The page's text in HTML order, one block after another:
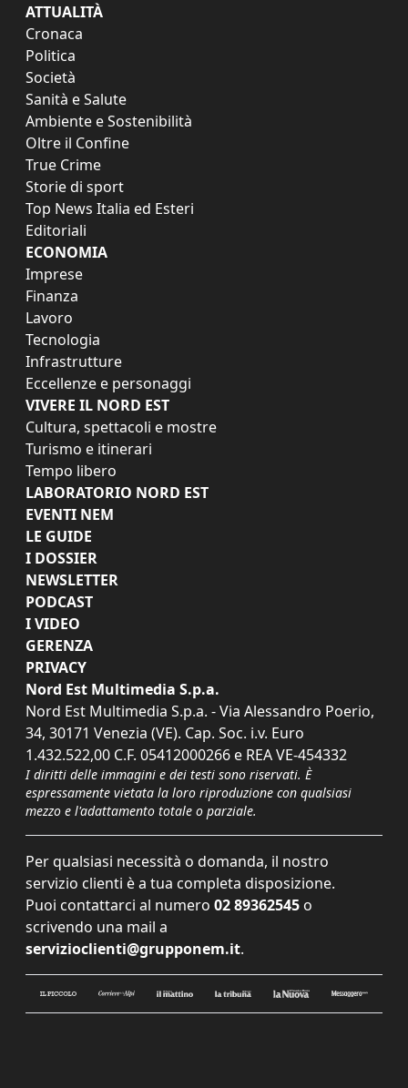
ATTUALITÀ
Cronaca
Politica
Società
Sanità e Salute
Ambiente e Sostenibilità
Oltre il Confine
True Crime
Storie di sport
Top News Italia ed Esteri
Editoriali
ECONOMIA
Imprese
Finanza
Lavoro
Tecnologia
Infrastrutture
Eccellenze e personaggi
VIVERE IL NORD EST
Cultura, spettacoli e mostre
Turismo e itinerari
Tempo libero
LABORATORIO NORD EST
EVENTI NEM
LE GUIDE
I DOSSIER
NEWSLETTER
PODCAST
I VIDEO
GERENZA
PRIVACY
Nord Est Multimedia S.p.a.
Nord Est Multimedia S.p.a. - Via Alessandro Poerio,
34, 30171 Venezia (VE). Cap. Soc. i.v. Euro
1.432.522,00 C.F. 05412000266 e REA VE-454332
I diritti delle immagini e dei testi sono riservati. È
espressamente vietata la loro riproduzione con qualsiasi
mezzo e l'adattamento totale o parziale.
Per qualsiasi necessità o domanda, il nostro
servizio clienti è a tua completa disposizione.
Puoi contattarci al numero 02 89362545 o
scrivendo una mail a
servizioclienti@grupponem.it.